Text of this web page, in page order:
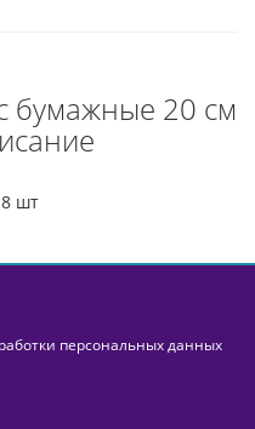
бумажные 20 см
шт
персональных данных